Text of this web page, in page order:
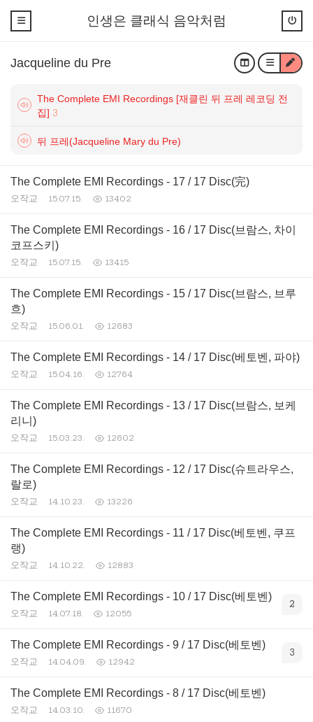
인생은 클래식 음악처럼
Jacqueline du Pre
The Complete EMI Recordings [재클린 뒤 프레 레코딩 전
집] 3
뒤 프레(Jacqueline Mary du Pre)
The Complete EMI Recordings - 17 / 17 Disc(完)
오작교 15.07.15. 13402
The Complete EMI Recordings - 16 / 17 Disc(브람스, 차이
코프스키)
오작교 15.07.15. 13415
The Complete EMI Recordings - 15 / 17 Disc(브람스, 브루
흐)
오작교 15.06.01. 12683
The Complete EMI Recordings - 14 / 17 Disc(베토벤, 파야)
오작교 15.04.16. 12764
The Complete EMI Recordings - 13 / 17 Disc(브람스, 보케
리니)
오작교 15.03.23. 12602
The Complete EMI Recordings - 12 / 17 Disc(슈트라우스,
랄로)
오작교 14.10.23. 13226
The Complete EMI Recordings - 11 / 17 Disc(베토벤, 쿠프
랭)
오작교 14.10.22. 12883
The Complete EMI Recordings - 10 / 17 Disc(베토벤)
오작교 14.07.18. 12055
2
The Complete EMI Recordings - 9 / 17 Disc(베토벤)
오작교 14.04.09. 12942
3
The Complete EMI Recordings - 8 / 17 Disc(베토벤)
오작교 14.03.10. 11670